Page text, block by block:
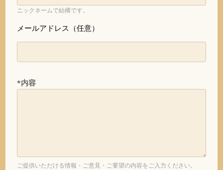
ニックネームで結構です。
メールアドレス（任意）
*内容
ご提供いただける情報・ご意見・ご要望の内容をご入力ください。